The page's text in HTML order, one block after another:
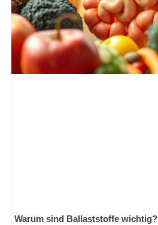
Warum sind Ballaststoffe wichtig?